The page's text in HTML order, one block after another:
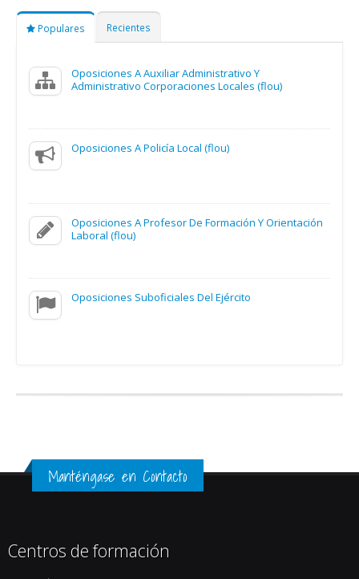
Populares Recientes
Oposiciones A Auxiliar Administrativo Y
Administrativo Corporaciones Locales (flou)
Oposiciones A Policía Local (flou)
Oposiciones A Profesor De Formación Y Orientación
Laboral (flou)
Oposiciones Suboficiales Del Ejército
Manténgase en Contacto
Centros de formación